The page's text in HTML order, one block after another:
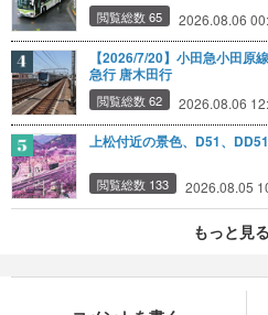
閲覧総数 65 2026.08.06
【2026/7/20】小田急小田原
急行 唐木田行
閲覧総数 62 2026.08.06
上松付近の景色、D51、
閲覧総数 133 2026.08.05
もっと見る